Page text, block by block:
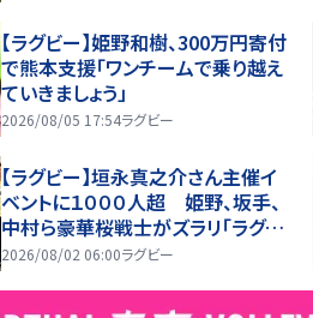
【ラグビー】姫野和樹、300万円寄付
で熊本支援「ワンチームで乗り越え
ていきましょう」
2026/08/05 17:54ラグビー
【ラグビー】垣永真之介さん主催イ
ベントに１０００人超 姫野、坂手、
中村ら豪華桜戦士がズラリ「ラグビ
ーは、会えるのが良さ」
2026/08/02 06:00ラグビー